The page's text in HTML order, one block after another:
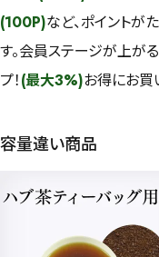
(100P)など、ポイント
す。会員ステージが上が
プ！(最大3%)お得にお買
容量違い商品